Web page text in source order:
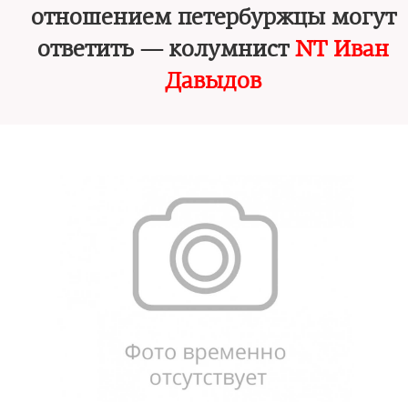
отношением петербуржцы могут
ответить — колумнист NT Иван
Давыдов